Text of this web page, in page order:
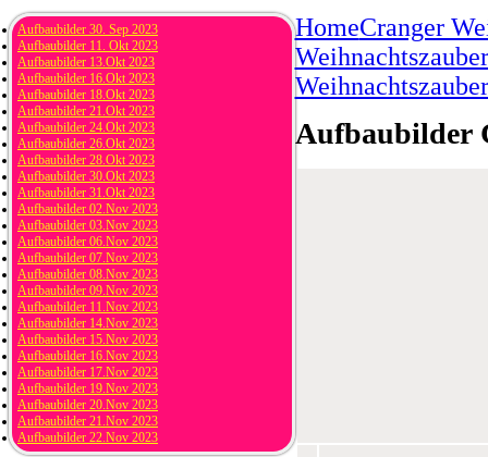
HomeCranger
Aufbaubilder
Aufbaubilder 30. Sep 2023
Aufbaubilder 11. Okt 2023
Aufbaubilder 13.Okt 2023
Aufbaubilder 16.Okt 2023
Aufbaubilder 18.Okt 2023
Aufbaubilder 21.Okt 2023
Aufbaubilder 24.Okt 2023
Aufbaubilder 26.Okt 2023
Aufbaubilder 28.Okt 2023
Aufbaubilder 30.Okt 2023
Aufbaubilder 31.Okt 2023
Aufbaubilder 02.Nov 2023
Aufbaubilder 03.Nov 2023
Aufbaubilder 06.Nov 2023
Aufbaubilder 07.Nov 2023
Aufbaubilder 08.Nov 2023
Aufbaubilder 09.Nov 2023
Aufbaubilder 11.Nov 2023
Aufbaubilder 14.Nov 2023
Aufbaubilder 15.Nov 2023
Aufbaubilder 16.Nov 2023
Aufbaubilder 17.Nov 2023
Aufbaubilder 19.Nov 2023
Aufbaubilder 20.Nov 2023
Aufbaubilder 21.Nov 2023
Aufbaubilder 22.Nov 2023